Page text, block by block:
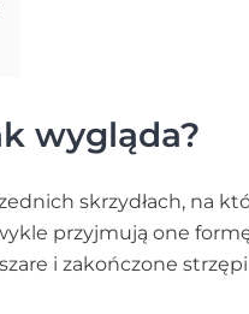
wygląda?
skrzydłach, na
przyjmują one
i zakończone